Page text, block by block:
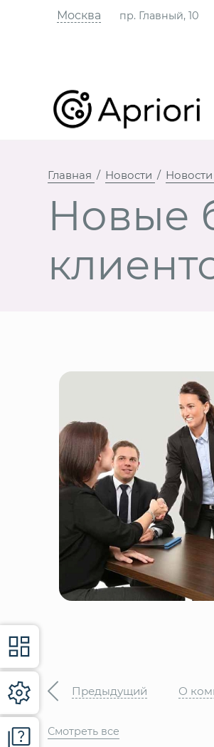
Москва пр. Главный, 10
Главная Новости
Новые
Предыдущий О
Смотреть все